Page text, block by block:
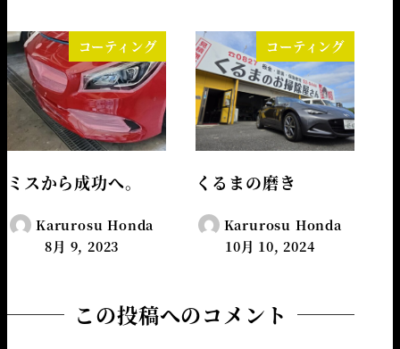
コーティング
ミスから成功へ。
Karurosu Honda
8月 9, 2023
コーティング
くるまの磨き
Karurosu Honda
10月 10, 2024
この投稿へのコメント